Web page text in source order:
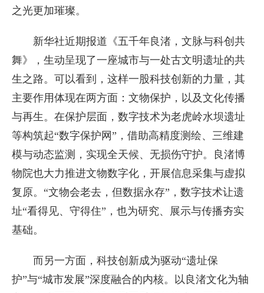
之光更加璀璨。
新华社近期报道《五千年良渚，文脉与科创共
舞》，生动呈现了一座城市与一处古文明遗址的共
生之路。可以看到，这样一股科技创新的力量，其
主要作用体现在两方面：文物保护，以及文化传播
与再生。在保护层面，数字技术为老虎岭水坝遗址
等构筑起“数字保护网”，借助高精度测绘、三维建
模与动态监测，实现全天候、无损伤守护。良渚博
物院也大力推进文物数字化，开展信息采集与虚拟
复原。“文物会老去，但数据永存”，数字技术让遗
址“看得见、守得住”，也为研究、展示与传播夯实
基础。
而另一方面，科技创新成为驱动“遗址保
护”与“城市发展”深度融合的内核。以良渚文化为轴